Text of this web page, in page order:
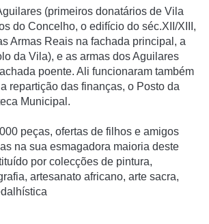
(primeiros donatários de Vila
do Concelho, o edifício do séc.XII/XIII,
Armas Reais na fachada principal, a
da Vila), e as armas dos Aguilares
poente. Ali funcionaram também
repartição das finanças, o Posto da
Municipal.
peças, ofertas de filhos e amigos
na sua esmagadora maioria deste
por colecções de pintura,
artesanato africano, arte sacra,